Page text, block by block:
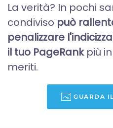
La verità? In pochi
condiviso può
penalizzare
il tuo PageRank più
meriti.
GUARDA